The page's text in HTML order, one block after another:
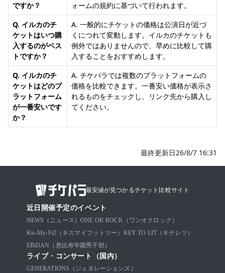
ですか？
ォームの規約に基づいて行われます。
Q. イルカのチ
ケットはいつ購
入するのがベス
トですか？
A. 一般的にチケットの価格は公演日が近づ
くにつれて変動します。イルカのチケットも
例外ではありませんので、早めに比較して購
入することをおすすめします。
Q. イルカのチ
ケットはどのプ
ラットフォーム
が一番安いです
か？
A. チケパラでは複数のプラットフォームの
価格を比較できます。一番安い価格が表示さ
れるものをチェックし、リンク先から購入し
てください。
最終更新日26/8/7 16:31
最安値が見つかるチケット比較サイト
近日開催予定のイベント
NEWS（ニュース） ONE OK ROCK（ワンオクロック）
Kis-My-Ft2（キスマイフットツー） KEY TO LIT（キテレツ）
EBiDAN（恵比寿学園男子部）
ライブ・コンサート（国内）
GENERATIONS（ジェネレーションズ）